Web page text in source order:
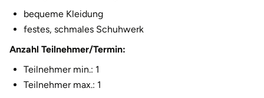
bequeme Kleidung
festes, schmales Schuhwerk
Anzahl Teilnehmer/Termin:
Teilnehmer min.: 1
Teilnehmer max.: 1
Karlsruhe
Kassel
Kempten